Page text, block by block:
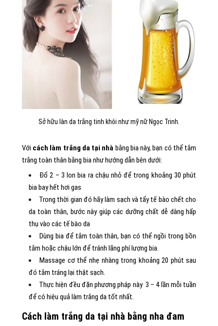
Sở hữu làn da trắng tinh khôi như mỹ nữ Ngọc Trinh.
Với cách làm trắng da tại nhà bằng bia này, bạn có thể tắm
trắng toàn thân bằng bia như hướng dẫn bên dưới:
Đổ 2 – 3 lon bia ra chậu nhỏ để trong khoảng 30 phút
bia bay hết hơi gas
Trong thời gian đó hãy làm sạch và tẩy tế bào chết cho
da toàn thân, bước này giúp các dưỡng chất dễ dàng hấp
thụ vào các tế bào da
Dùng bia để tắm toàn thân, bạn có thể ngồi trong bồn
tắm hoặc chậu lớn để tránh lãng phí lượng bia.
Massage cơ thể nhẹ nhàng trong khoảng 20 phút sau
đó tắm tráng lại thật sạch.
Thực hiện đều đặn phương pháp này 3 – 4 lần mỗi tuần
để có hiệu quả làm trắng da tốt nhất.
Cách làm trắng da tại nhà bằng nha đam